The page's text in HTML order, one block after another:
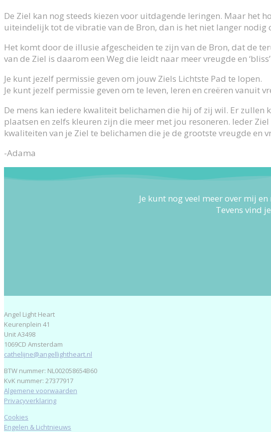
De Ziel kan nog steeds kiezen voor uitdagende leringen. Maar het
uiteindelijk tot de vibratie van de Bron, dan is het niet langer
Het komt door de illusie afgescheiden te zijn van de Bron, dat de
van de Ziel is daarom een Weg die leidt naar meer vreugde en
Je kunt jezelf permissie geven om jouw Ziels Lichtste Pad te lopen.
Je kunt jezelf permissie geven om te leven, leren en creëren vanuit
De mens kan iedere kwaliteit belichamen die hij of zij wil. Er
plaatsen en zelfs kleuren zijn die meer met jou resoneren. Ieder
kwaliteiten van je Ziel te belichamen die je de grootste vreugde en
-Adama
Je kunt nog veel meer over mij
Tevens vind
Angel Light Heart
Keurenplein 41
Unit A3498
1069CD Amsterdam
cathelijne@angellightheart.nl
BTW nummer: NL002058654B60
KvK nummer: 27377917
Algemene voorwaarden
Privacyverklaring
Cookies
Engelen & Lichtnieuws